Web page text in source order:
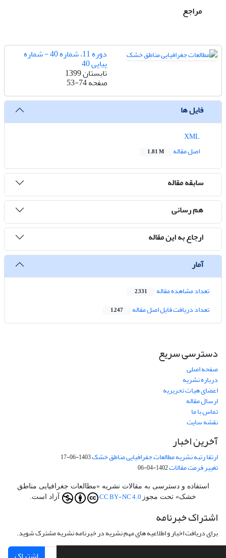
مراجع
دوره 11، شماره 40 - شماره
پیاپی 40
تابستان 1399
صفحه53-74
فایل ها
اصل مقاله
1.81 M
سابقه مقاله
هم رسانی
ارجاع به این مقاله
آمار
تعداد مشاهده مقاله 2,331
تعداد دریافت فایل اصل مقاله 1,247
دسترسی سریع
صفحه اصلی
درباره نشریه
اعضای هیات تحریریه
ارسال مقاله
تماس با ما
نقشه سایت
آخرین اخبار
ارتقا رتبه نشریه مطالعات جفرافیایی مناطق خشک1403-06-17
تغییر فرمت مقالات1402-04-06
استفاده و دسترسی به مقالات نشریه «مطالعات جغرافیایی مناطق
خشک» تحت مجوز CC BY-NC 4.0 آزاد است.
اشتراک خبرنامه
برای دریافت اخبار و اطلاعیه های مهم نشریه در خبرنامه نشریه مشترک شوید.